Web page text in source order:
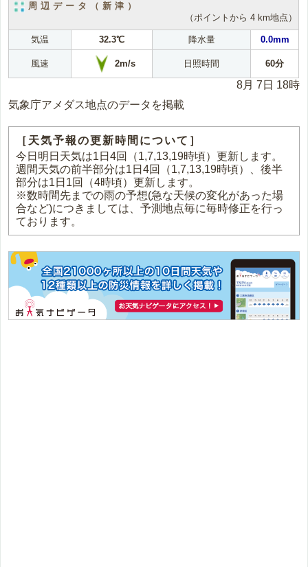
周辺データ（新津）
（ポイントから 4 km地点）
気温 32.3℃ 降水量 0.0mm
風速 2m/s 日照時間 60分
8月 7日 18時
気象庁アメダス地点のデータを掲載
［天気予報の更新時間について］
今日明日天気は1日4回（1,7,13,19時頃）更新します。
週間天気の前半部分は1日4回（1,7,13,19時頃）、後半
部分は1日1回（4時頃）更新します。
※数時間先までの雨の予想(急な天候の変化があった場
合など)につきましては、予測地点毎に毎時修正を行っ
ております。